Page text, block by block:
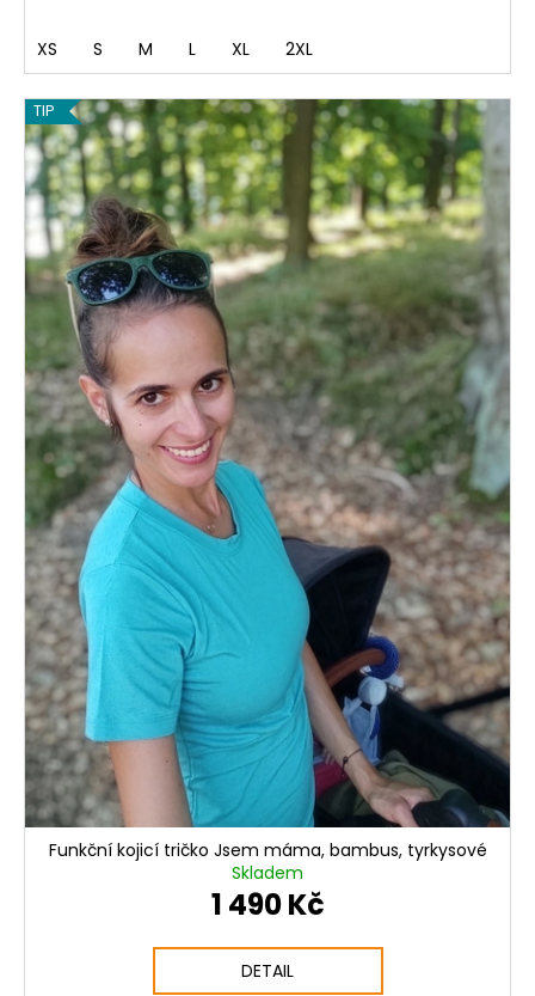
XS S M L XL 2XL
TIP
Funkční kojicí tričko Jsem máma, bambus, tyrkysové
Skladem
1 490 Kč
DETAIL